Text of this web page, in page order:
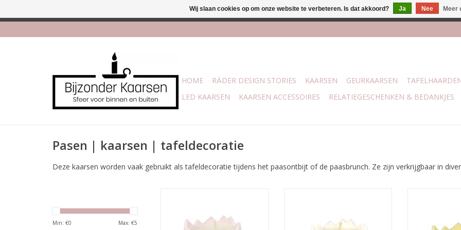
HOME RÄDER DESIGN STORIES KAARSEN GEURKAARSEN
LED KAARSEN
KAARSEN ACCESSOIRES RELATIEGESCHENKEN & BEDANKJES
Pasen | kaarsen | tafeldecoratie
Deze kaarsen worden vaak gebruikt als tafeldecoratie tijdens het paasontbijt of de paasbrunch. Ze zijn verkrijgbaar in
Min: €0 Max: €5
Branduren: 6 uur
Wij slaan cookies op om onze website te verbeteren. Is dat akkoord? Ja Nee Meer
Afhalen is mogelijk bij mijn winkel Trotz | Belvederelaan 107 Zwolle | 27 juli t/m 3